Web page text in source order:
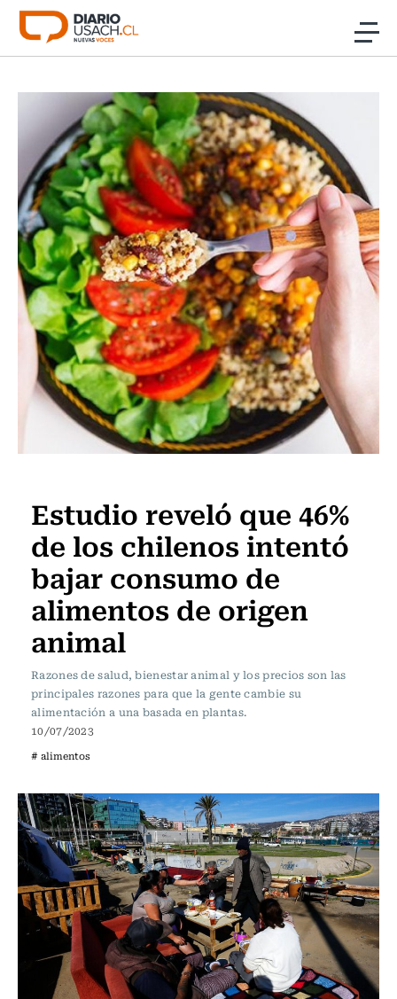
Click acá para ir directamente al contenido
Investigación
Cultura
Programas Radio y TV Usach
Estudio reveló que 46%
de los chilenos intentó
bajar consumo de
alimentos de origen
animal
Razones de salud, bienestar animal y los precios son las
principales razones para que la gente cambie su
alimentación a una basada en plantas.
10/07/2023
# alimentos